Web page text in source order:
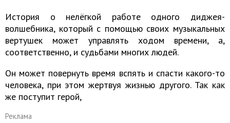
История о нелёгкой работе одного диджея-
волшебника, который с помощью своих музыкальных
вертушек может управлять ходом времени, а,
соответственно, и судьбами многих людей.
Он может повернуть время вспять и спасти какого-то
человека, при этом жертвуя жизнью другого. Так как
же поступит герой,
Реклама